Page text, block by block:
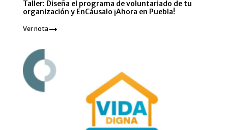
Taller: Diseña el programa de voluntariado de tu
organización y EnCáusalo ¡Ahora en Puebla!
Ver nota